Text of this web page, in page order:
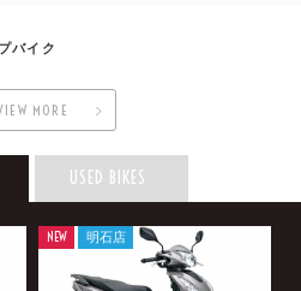
バイク
MORE
USED BIKES
NEW 明石店